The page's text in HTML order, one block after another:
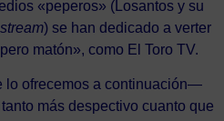
«peperos» (Losantos y su
) se han dedicado a verter
matón», como El Toro TV.
lo ofrecemos a continuación—
más despectivo cuanto que